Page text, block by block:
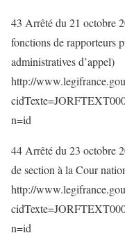
43 Arrêté du 21 octobre
fonctions de rapporteurs
administratives d’appel)
http://
n=id
44 Arrêté du 23 octobre
de section à la Cour
http://
n=id